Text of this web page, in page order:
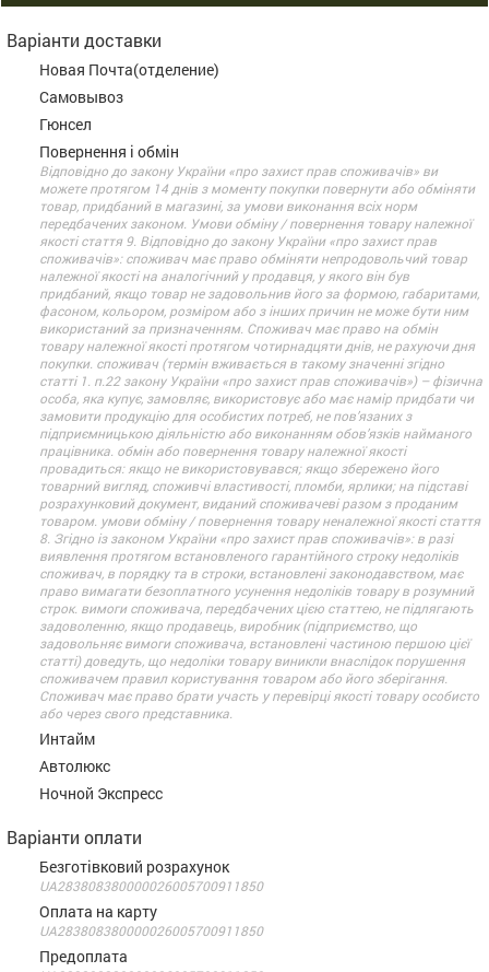
Варіанти доставки
Новая Почта(отделение)
Самовывоз
Гюнсел
Повернення і обмін
Відповідно до закону України «про захист прав споживачів» ви
можете протягом 14 днів з моменту покупки повернути або обміняти
товар, придбаний в магазині, за умови виконання всіх норм
передбачених законом. Умови обміну / повернення товару належної
якості стаття 9. Відповідно до закону України «про захист прав
споживачів»: споживач має право обміняти непродовольчий товар
належної якості на аналогічний у продавця, у якого він був
придбаний, якщо товар не задовольнив його за формою, габаритами,
фасоном, кольором, розміром або з інших причин не може бути ним
використаний за призначенням. Споживач має право на обмін
товару належної якості протягом чотирнадцяти днів, не рахуючи дня
покупки. споживач (термін вживається в такому значенні згідно
статті 1. п.22 закону України «про захист прав споживачів») – фізична
особа, яка купує, замовляє, використовує або має намір придбати чи
замовити продукцію для особистих потреб, не пов’язаних з
підприємницькою діяльністю або виконанням обов’язків найманого
працівника. обмін або повернення товару належної якості
провадиться: якщо не використовувався; якщо збережено його
товарний вигляд, споживчі властивості, пломби, ярлики; на підставі
розрахунковий документ, виданий споживачеві разом з проданим
товаром. умови обміну / повернення товару неналежної якості стаття
8. Згідно із законом України «про захист прав споживачів»: в разі
виявлення протягом встановленого гарантійного строку недоліків
споживач, в порядку та в строки, встановлені законодавством, має
право вимагати безоплатного усунення недоліків товару в розумний
строк. вимоги споживача, передбачених цією статтею, не підлягають
задоволенню, якщо продавець, виробник (підприємство, що
задовольняє вимоги споживача, встановлені частиною першою цієї
статті) доведуть, що недоліки товару виникли внаслідок порушення
споживачем правил користування товаром або його зберігання.
Споживач має право брати участь у перевірці якості товару особисто
або через свого представника.
Интайм
Автолюкс
Ночной Экспресс
Варіанти оплати
Безготівковий розрахунок
UA283808380000026005700911850
Оплата на карту
UA283808380000026005700911850
Предоплата